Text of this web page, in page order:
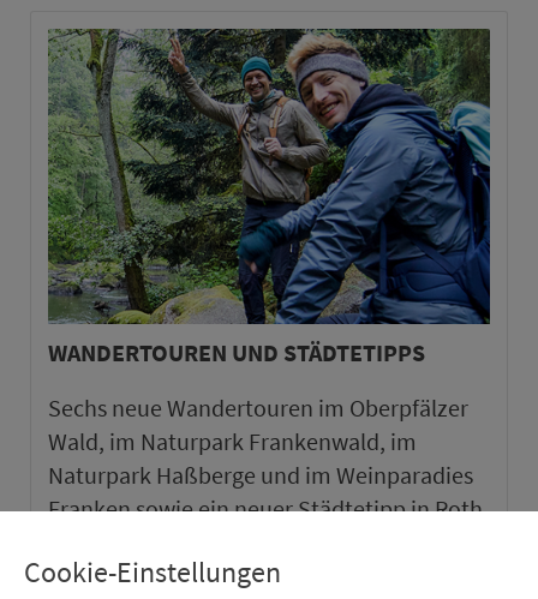
WANDERTOUREN UND STÄDTETIPPS
Sechs neue Wandertouren im Oberpfälzer
Wald, im Naturpark Frankenwald, im
Naturpark Haßberge und im Weinparadies
Franken sowie ein neuer Städtetipp in Roth.
Cookie-Einstellungen